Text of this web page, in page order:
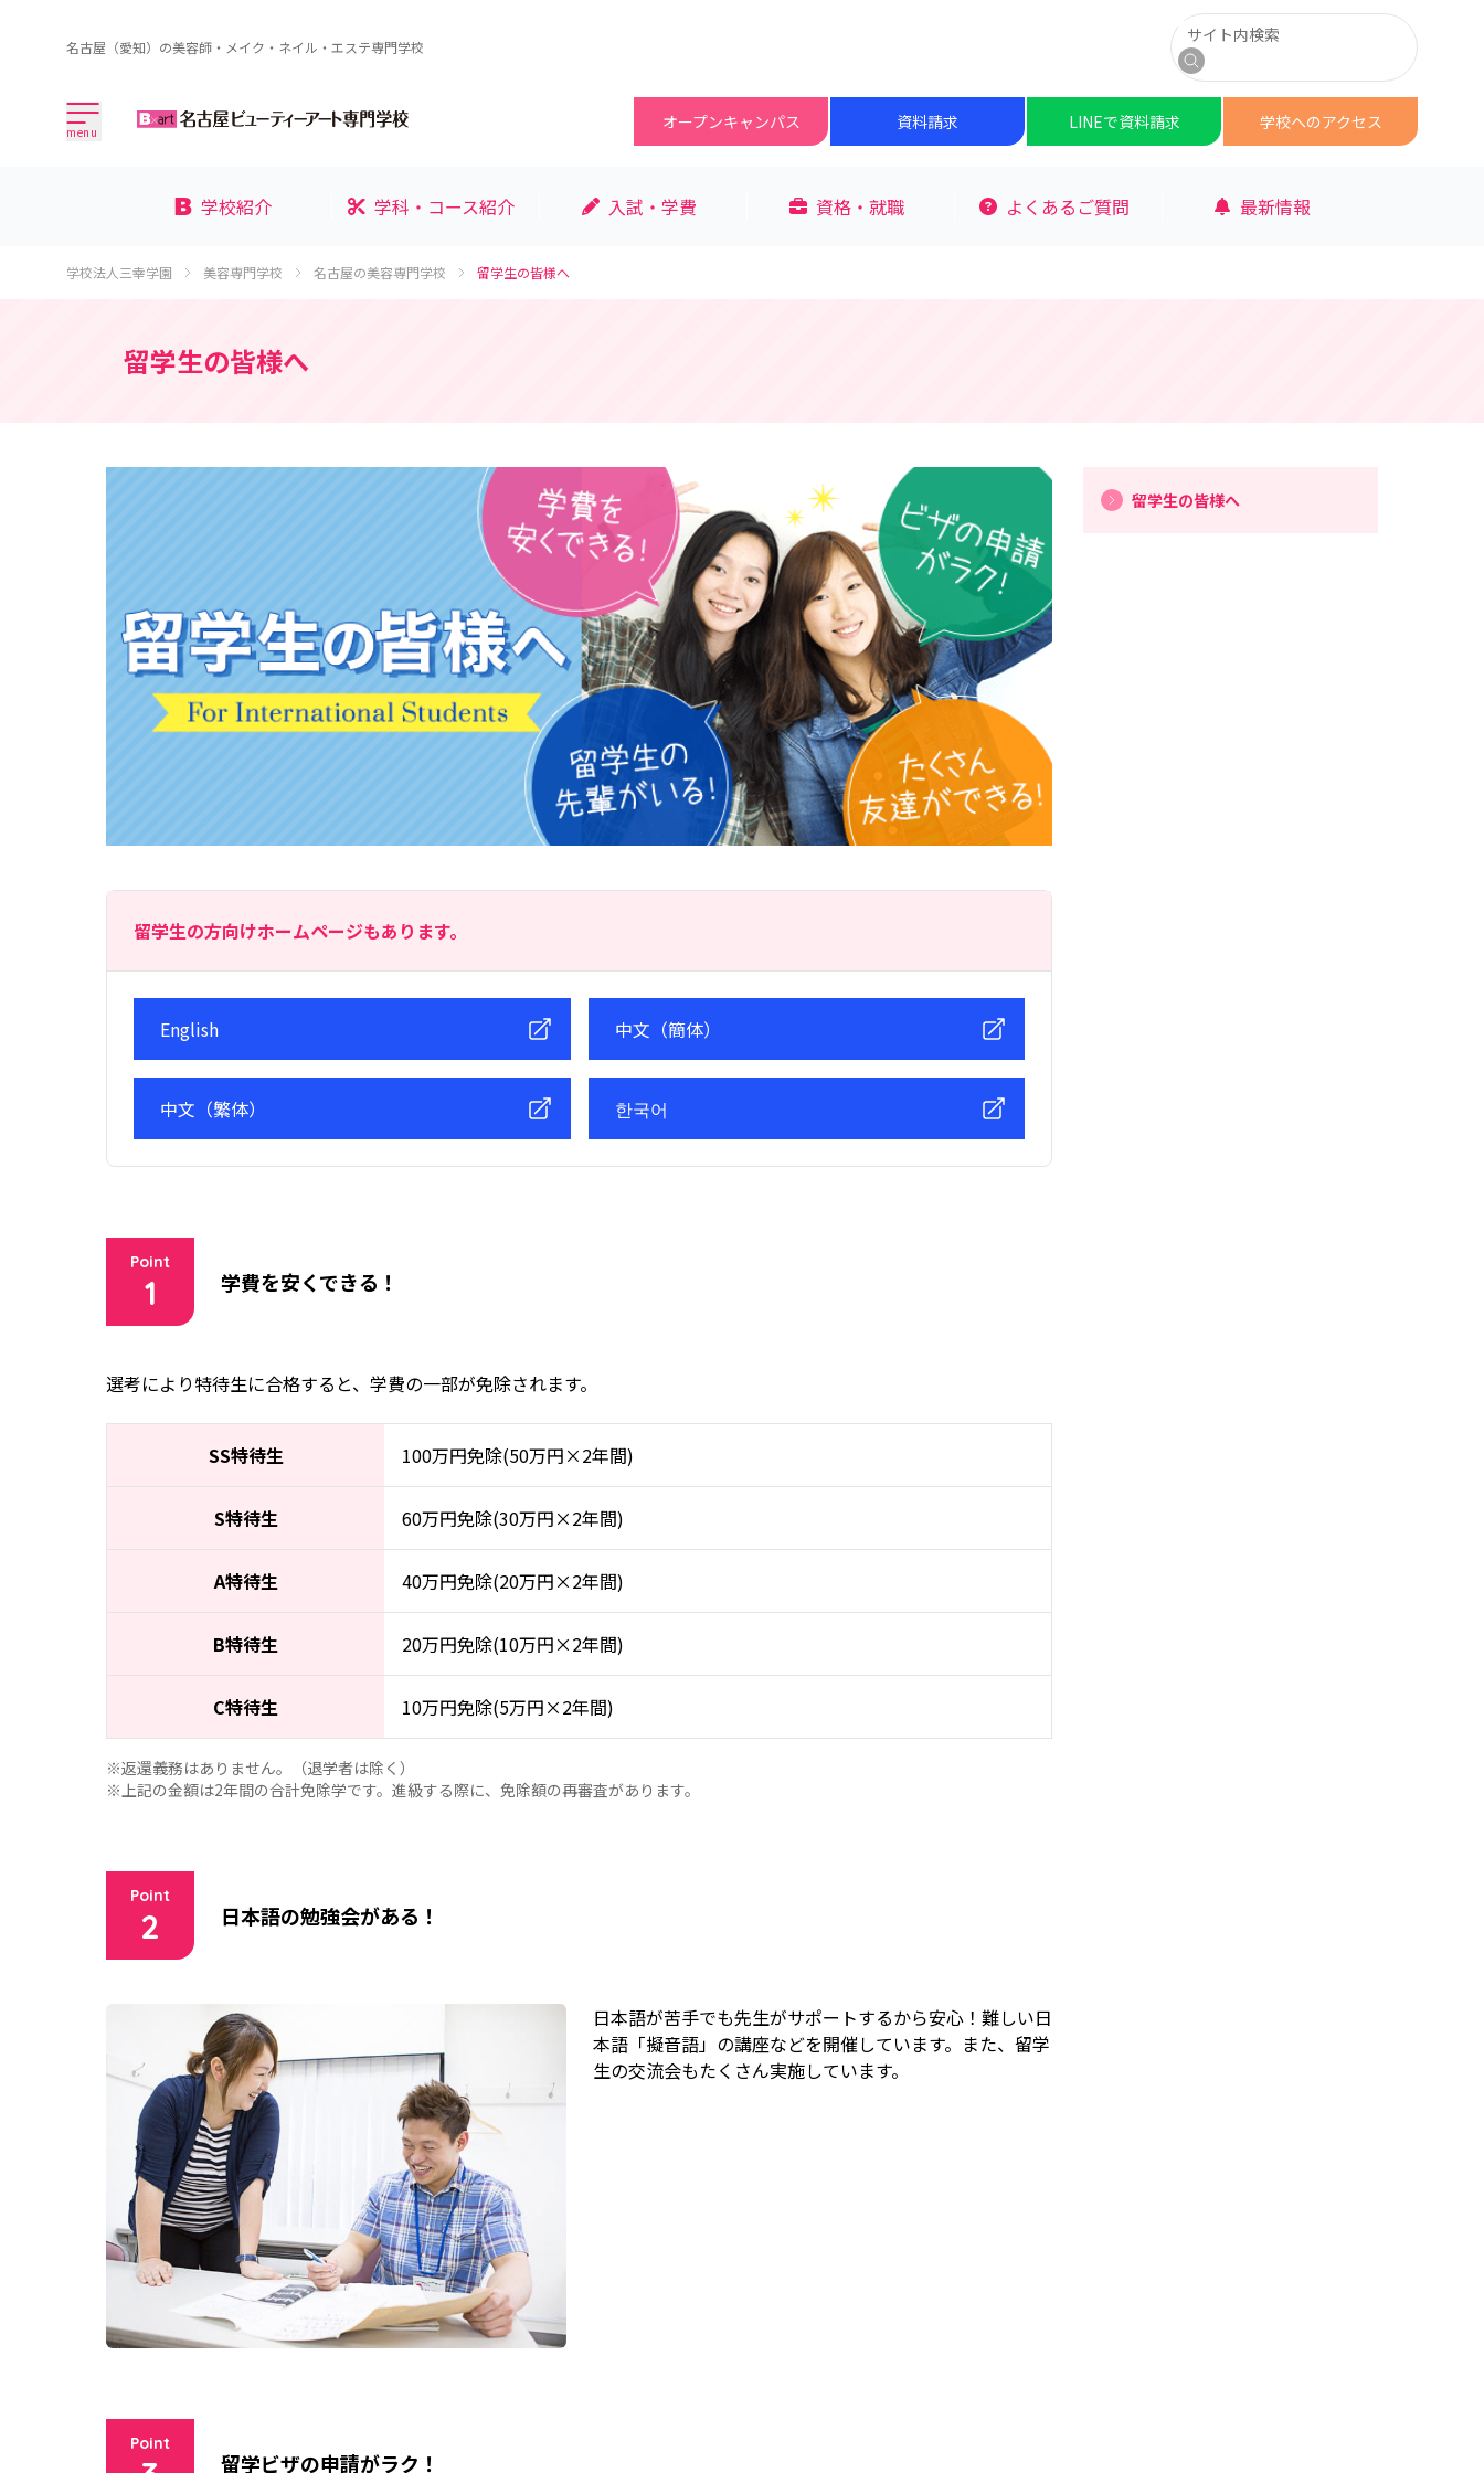
名古屋（愛知）の美容師・メイク・ネイル・エステ専門学校
サイト内検索
検索
menu オープンキャンパス 資料請求 LINEで資料請求 学校へのアクセス
学校紹介 学科・コース紹介 入試・学費 資格・就職 よくあるご質問 最新情報
学校法人三幸学園 美容専門学校 名古屋の美容専門学校 留学生の皆様へ
留学生の皆様へ
留学生の方向けホームページもあります。
English 中文（簡体）
中文（繁体） 한국어
Point
1 学費を安くできる！
選考により特待生に合格すると、学費の一部が免除されます。
SS特待生 100万円免除(50万円×2年間)
S特待生 60万円免除(30万円×2年間)
A特待生 40万円免除(20万円×2年間)
B特待生 20万円免除(10万円×2年間)
C特待生 10万円免除(5万円×2年間)
※返還義務はありません。（退学者は除く）
※上記の金額は2年間の合計免除学です。進級する際に、免除額の再審査があります。
Point
2 日本語の勉強会がある！
日本語が苦手でも先生がサポートするから安心！難しい日
本語「擬音語」の講座などを開催しています。また、留学
生の交流会もたくさん実施しています。
Point
留学ビザの申請がラク！
留学生の皆様へ